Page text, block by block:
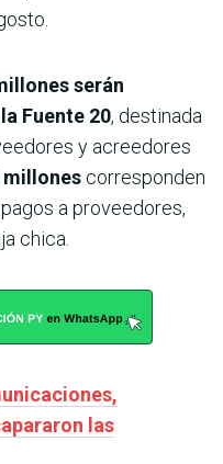
serán
Fuente 20, destinada
y acreedores
millones corresponden
a proveedores,
chica.
las